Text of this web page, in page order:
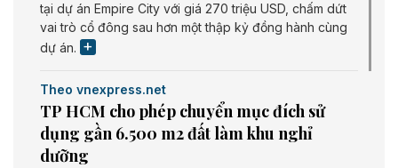
tại dự án Empire City với giá 270 triệu USD, chấm dứt
vai trò cổ đông sau hơn một thập kỷ đồng hành cùng
dự án.
Theo vnexpress.net
TP HCM cho phép chuyển mục đích sử
dụng gần 6.500 m2 đất làm khu nghỉ
dưỡng